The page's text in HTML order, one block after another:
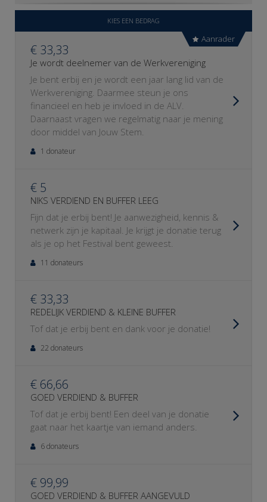
KIES EEN BEDRAG
Aanrader
€ 33,33
Je wordt deelnemer van de Werkvereniging
Je bent erbij en je wordt een jaar lang lid van de
Werkvereniging. Daarmee steun je ons
financieel en heb je invloed in de ALV.
Daarnaast vragen we regelmatig naar je mening
door middel van Jouw Stem.
1 donateur
€ 5
NIKS VERDIEND EN BUFFER LEEG
Fijn dat je erbij bent! Je aanwezigheid, kennis &
netwerk zijn je kapitaal. Je krijgt je donatie terug
als je op het Festival bent geweest.
11 donateurs
€ 33,33
REDELIJK VERDIEND & KLEINE BUFFER
Tof dat je erbij bent en dank voor je donatie!
22 donateurs
€ 66,66
GOED VERDIEND & BUFFER
Tof dat je erbij bent! Een deel van je donatie
gaat naar het kaartje van iemand anders.
6 donateurs
€ 99,99
GOED VERDIEND & BUFFER AANGEVULD